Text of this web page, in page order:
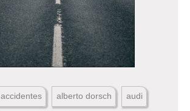
accidentes alberto dorsch audi